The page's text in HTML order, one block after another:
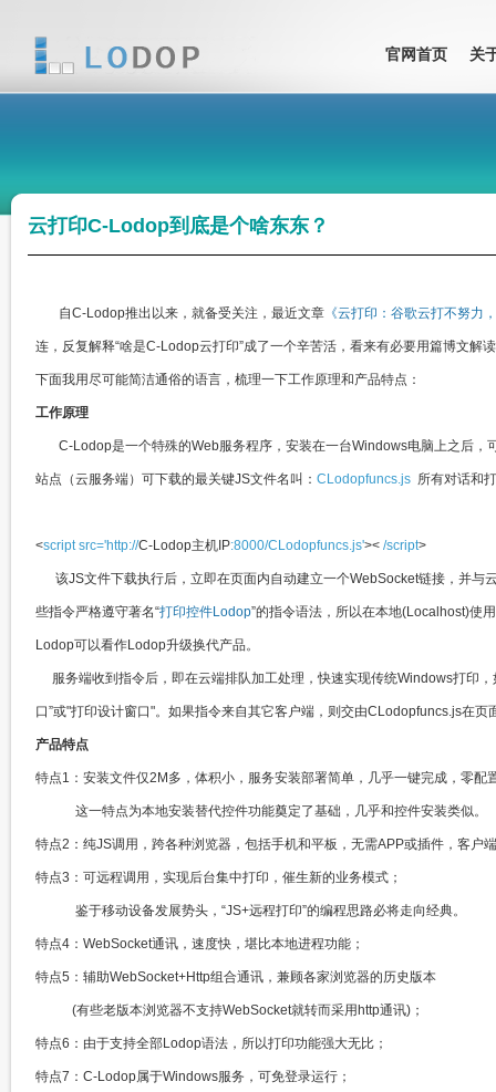
官网首页 关
云打印C-Lodop到底是个啥东东？
自C-Lodop推出以来，就备受关注，最近文章 《云打印：谷歌云打不努力
连，反复解释“啥是C-Lodop云打印”成了一个辛苦活，看来有必要用篇博文
下面我用尽可能简洁通俗的语言，梳理一下工作原理和产品特点：​​
工作原理
C-Lodop是一个特殊的Web服务程序，安装在一台Windows电脑上之后，
站点（云服务端）可下载的最关键JS文件名叫： CLodopfuncs.js 所有对话和
<script src='http://C-Lodop主机IP:8000/CLodopfuncs.js'>< /script>
该JS文件下载执行后，立即在页面内自动建立一个WebSocket链接，并与
些指令严格遵守著名“打印控件Lodop”的指令语法，所以在本地(Localhost)使
Lodop可以看作Lodop升级换代产品。​​​
服务端收到指令后，即在云端排队加工处理，快速实现传统Windows打印
口”或"打印设计窗口"。如果指令来自其它客户端，则交由CLodopfuncs.js在页
产品特点​
特点1：安装文件仅2M多，体积小，服务安装部署简单，几乎一键完成，零配
这一特点为本地安装替代控件功能奠定了基础，几乎和控件安装类似。​
特点2：纯JS调用，跨各种浏览器，包括手机和平板，无需APP或插件，客户
特点3：可远程调用，实现后台集中打印，催生新的业务模式；​​​​
鉴于移动设备发展势头，​“JS+远程打印”的编程思路必将走向经典。
特点4：WebSocket通讯，速度快，堪比本地进程功能；
特点5：辅助WebSocket+Http组合通讯，兼顾各家浏览器的历史版本
(有些老版本浏览器不支持WebSocket就转而采用http通讯)；​​​
特点6：由于支持全部Lodop语法，所以打印功能强大无比；​
特点7：C-Lodop属于Windows服务，可免登录运行；​​